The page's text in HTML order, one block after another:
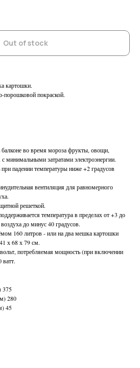
Out of stock
картошки.
порошковой покраской.
во время мороза фрукты, овощи,
минимальными затратами электроэнергии.
при падении температуры ниже +2 градусов
вентиляция для равномерного
решеткой.
температура в пределах от +3 до
до минус 40 градусов.
160 литров - или на два мешка картошки
х 68 х 79 см.
потребляемая мощность (при включении
ватт.
375
280
45